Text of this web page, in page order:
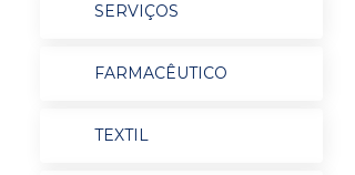
SERVIÇOS
FARMACÊUTICO
TEXTIL